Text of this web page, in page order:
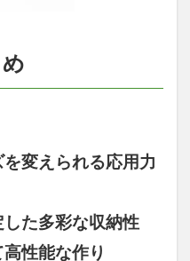
変えられる応用力
た多彩な収納性
性能な作り